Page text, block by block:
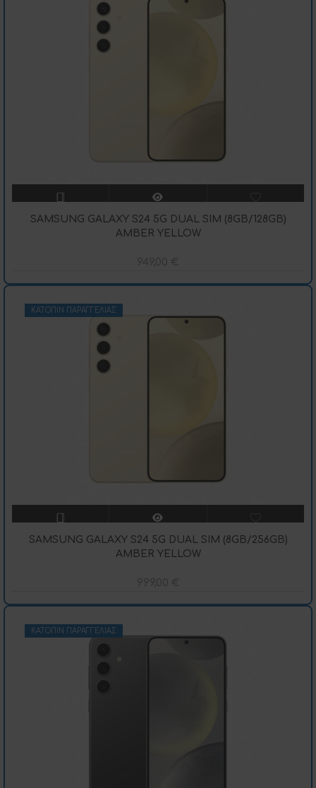
SAMSUNG GALAXY S24 5G DUAL SIM (8GB/128GB)
AMBER YELLOW
949,00 €
ΚΑΤΌΠΙΝ ΠΑΡΑΓΓΕΛΊΑΣ
SAMSUNG GALAXY S24 5G DUAL SIM (8GB/256GB)
AMBER YELLOW
999,00 €
ΚΑΤΌΠΙΝ ΠΑΡΑΓΓΕΛΊΑΣ